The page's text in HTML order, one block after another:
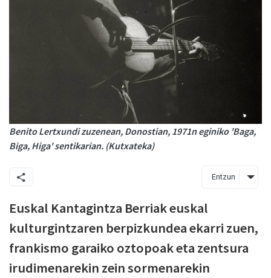
Benito Lertxundi zuzenean, Donostian, 1971n eginiko 'Baga,
Biga, Higa' sentikarian. (Kutxateka)
Entzun
Euskal Kantagintza Berriak euskal
kulturgintzaren berpizkundea ekarri zuen,
frankismo garaiko oztopoak eta zentsura
irudimenarekin zein sormenarekin